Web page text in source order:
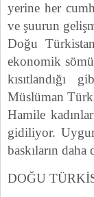
yerine her
ve şuurun
Doğu
ekonomik
kısıtlandığı
Müslüman
Hamile
gidiliyor.
baskıların daha
DOĞU